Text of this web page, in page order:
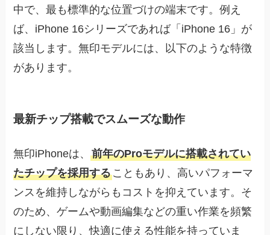
中で、最も標準的な位置づけの端末です。例え
ば、iPhone 16シリーズであれば「iPhone 16」が
該当します。無印モデルには、以下のような特徴
があります。
最新チップ搭載でスムーズな動作
無印iPhoneは、前年のProモデルに搭載されてい
たチップを採用することもあり、高いパフォーマ
ンスを維持しながらもコストを抑えています。そ
のため、ゲームや動画編集などの重い作業を頻繁
にしない限り、快適に使える性能を持っていま